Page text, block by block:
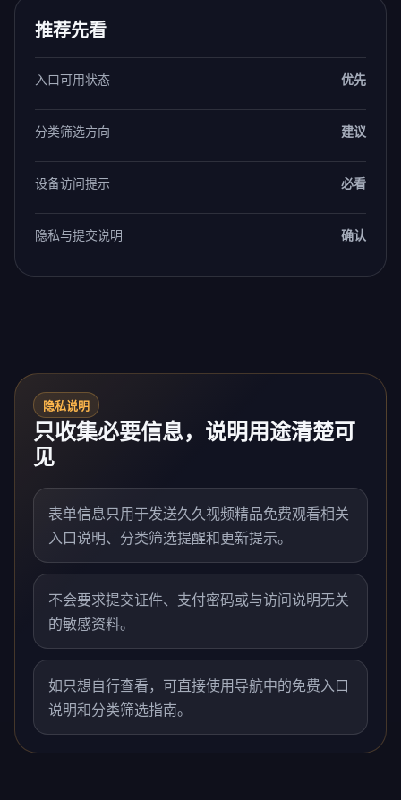
推荐先看
入口可用状态 优先
分类筛选方向 建议
设备访问提示 必看
隐私与提交说明 确认
隐私说明
只收集必要信息，说明用途清楚可
见
表单信息只用于发送久久视频精品免费观看相关
入口说明、分类筛选提醒和更新提示。
不会要求提交证件、支付密码或与访问说明无关
的敏感资料。
如只想自行查看，可直接使用导航中的免费入口
说明和分类筛选指南。